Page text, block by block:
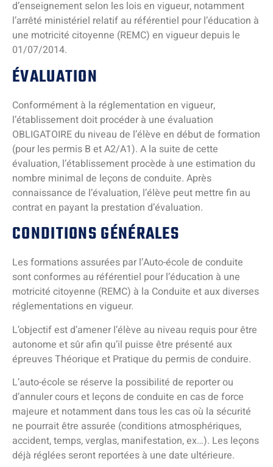
d’enseignement selon les lois en vigueur, notamment
l’arrêté ministériel relatif au référentiel pour l’éducation à
une motricité citoyenne (REMC) en vigueur depuis le
01/07/2014.
ÉVALUATION
Conformément à la réglementation en vigueur,
l’établissement doit procéder à une évaluation
OBLIGATOIRE du niveau de l’élève en début de formation
(pour les permis B et A2/A1). A la suite de cette
évaluation, l’établissement procède à une estimation du
nombre minimal de leçons de conduite. Après
connaissance de l’évaluation, l’élève peut mettre fin au
contrat en payant la prestation d’évaluation.
CONDITIONS GÉNÉRALES
Les formations assurées par l’Auto-école de conduite
sont conformes au référentiel pour l’éducation à une
motricité citoyenne (REMC) à la Conduite et aux diverses
réglementations en vigueur.
L’objectif est d’amener l’élève au niveau requis pour être
autonome et sûr afin qu’il puisse être présenté aux
épreuves Théorique et Pratique du permis de conduire.
L’auto-école se réserve la possibilité de reporter ou
d’annuler cours et leçons de conduite en cas de force
majeure et notamment dans tous les cas où la sécurité
ne pourrait être assurée (conditions atmosphériques,
accident, temps, verglas, manifestation, ex…). Les leçons
déjà réglées seront reportées à une date ultérieure.